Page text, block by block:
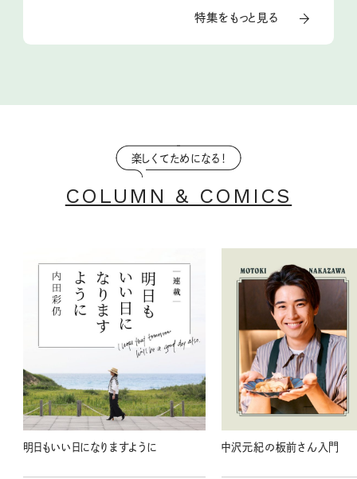
特集をもっと見る
楽しくてためになる！
COLUMN & COMICS
明日もいい日になりますように 中沢元紀の板前さん入門